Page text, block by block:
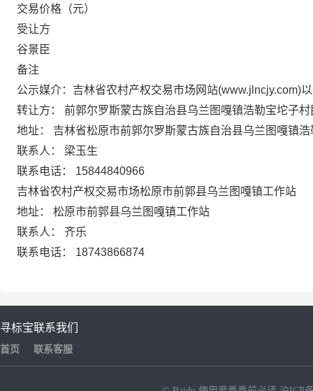
交易价格（元）
受让方
谷景臣
备注
公示媒介：吉林省农村产权交易市场网站(www.jlncjy.com)
转让方： 前郭尔罗斯蒙古族自治县乌兰图嘎镇浩勒宝坨子村
地址： 吉林省松原市前郭尔罗斯蒙古族自治县乌兰图嘎镇
联系人： 梁玉生
联系电话： 15844840966
吉林省农村产权交易市场松原市前郭县乌兰图嘎镇工作站
地址： 松原市前郭县乌兰图嘎镇工作站
联系人： 齐乐
联系电话： 18743866874
寻标宝
首页
联系我们
联系客服